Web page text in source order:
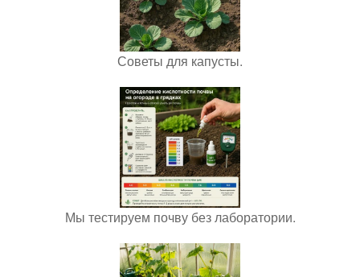
Советы для капусты.
Мы тестируем почву без лаборатории.